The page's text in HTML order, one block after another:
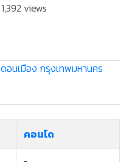
1,392 views
ดอนเมือง กรุงเทพมหานคร
คอนโด